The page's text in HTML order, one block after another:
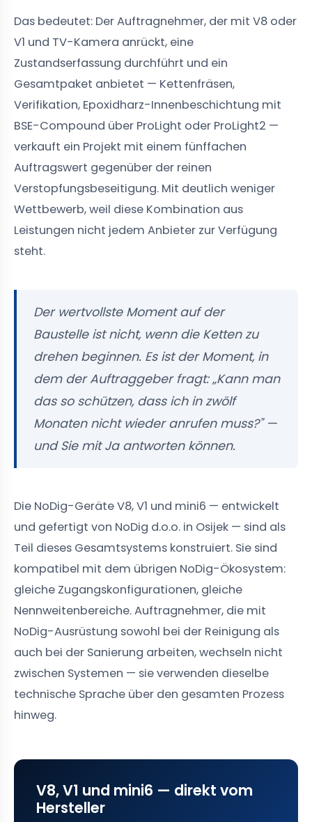
Das bedeutet: Der Auftragnehmer, der mit V8 oder
V1 und TV-Kamera anrückt, eine
Zustandserfassung durchführt und ein
Gesamtpaket anbietet — Kettenfräsen,
Verifikation, Epoxidharz-Innenbeschichtung mit
BSE-Compound über ProLight oder ProLight2 —
verkauft ein Projekt mit einem fünffachen
Auftragswert gegenüber der reinen
Verstopfungsbeseitigung. Mit deutlich weniger
Wettbewerb, weil diese Kombination aus
Leistungen nicht jedem Anbieter zur Verfügung
steht.
Der wertvollste Moment auf der
Baustelle ist nicht, wenn die Ketten zu
drehen beginnen. Es ist der Moment, in
dem der Auftraggeber fragt: „Kann man
das so schützen, dass ich in zwölf
Monaten nicht wieder anrufen muss?" —
und Sie mit Ja antworten können.
Die NoDig-Geräte V8, V1 und mini6 — entwickelt
und gefertigt von NoDig d.o.o. in Osijek — sind als
Teil dieses Gesamtsystems konstruiert. Sie sind
kompatibel mit dem übrigen NoDig-Ökosystem:
gleiche Zugangskonfigurationen, gleiche
Nennweitenbereiche. Auftragnehmer, die mit
NoDig-Ausrüstung sowohl bei der Reinigung als
auch bei der Sanierung arbeiten, wechseln nicht
zwischen Systemen — sie verwenden dieselbe
technische Sprache über den gesamten Prozess
hinweg.
V8, V1 und mini6 — direkt vom
Hersteller